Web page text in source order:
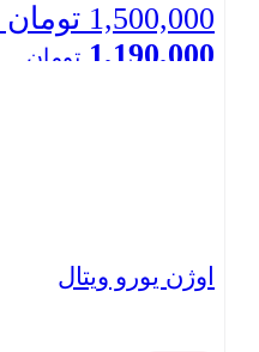
1,500,000 تومان بود.
1,190,000 تومان
اوژن یورو ویتال